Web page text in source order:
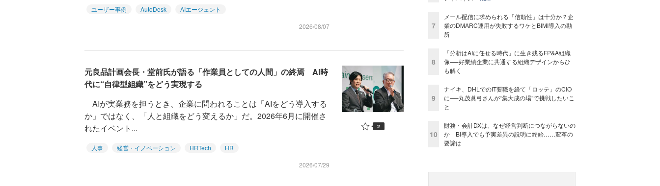
ユーザー事例 AutoDesk AIエージェント
2026/08/07
元良品計画会長・堂前氏が語る「作業員としての人間」の終焉 AI時
代に“自律型組織”をどう実現する
AIが実業務を担うとき、企業に問われることは「AIをどう導入する
か」ではなく、「人と組織をどう変えるか」だ。2026年6月に開催さ
れたイベント...
人事 経営・イノベーション HRTech HR
2026/07/29
2
7
メール配信に求められる「信頼性」は十分か？企
業のDMARC運用が失敗するワケとBIMI導入の勘
所
8
「分析はAIに任せる時代」に生き残るFP&A組織
像──好業績企業に共通する組織デザインからひ
も解く
9
ナイキ、DHLでのIT要職を経て「ロッテ」のCIO
に──丸茂眞弓さんが“集大成の場”で挑戦したいこ
と
10
財務・会計DXは、なぜ経営判断につながらないの
か BI導入でも予実差異の説明に終始……変革の
要諦は